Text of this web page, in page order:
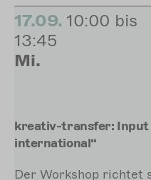
17.09. 10:00 bis
13:45
Mi.
kreativ-transfer: Input
international“
Der Workshop richtet